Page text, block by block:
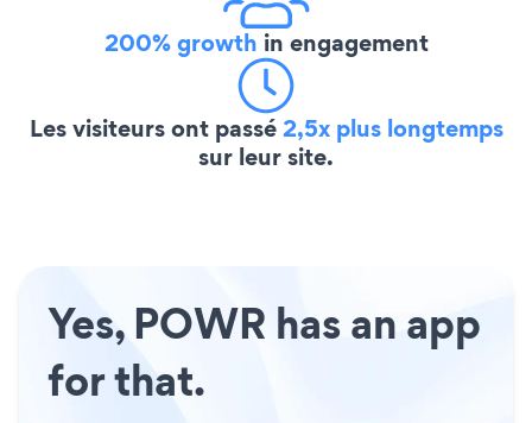
200% growth in engagement
Les visiteurs ont passé2,5x plus longtemps
sur leur site.
Yes, POWR has an app
for that.